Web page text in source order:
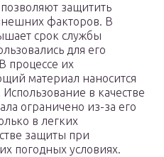
защитить
факторов. В
срок службы
для его
процессе их
материал наносится
в качестве
ограничено из-за его
в легких
защиты при
погодных условиях.